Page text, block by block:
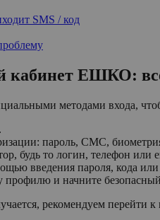
SMS / код
кабинет ЕШКО:
методами входа,
.
пароль, СМС,
будь то логин, телефон или
введения пароля, кода или
профилю и начните
рекомендуем перейти